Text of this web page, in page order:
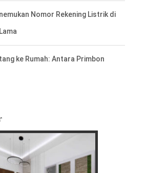
Nomor Rekening Listrik di
ke Rumah: Antara Primbon
cek Tagihan Listrik
Lengkap PLN 123